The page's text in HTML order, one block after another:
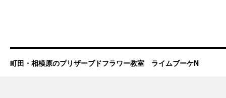
町田・相模原のプリザーブドフラワー教室 ライムブーケN